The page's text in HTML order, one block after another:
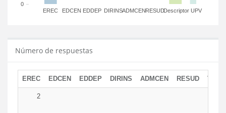
EREC EDCEN EDDEP DIRINSADMCENRESUDDescriptor UPV
0
Número de respuestas
EREC EDCEN EDDEP DIRINS ADMCEN RESUD
2